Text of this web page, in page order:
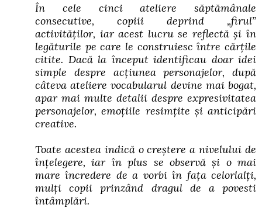
În cele cinci ateliere săptămânale
consecutive, copiii deprind „firul”
activităților, iar acest lucru se reflectă și în
legăturile pe care le construiesc între cărțile
citite. Dacă la început identificau doar idei
simple despre acțiunea personajelor, după
câteva ateliere vocabularul devine mai bogat,
apar mai multe detalii despre expresivitatea
personajelor, emoțiile resimțite și anticipări
creative.
Toate acestea indică o creștere a nivelului de
înțelegere, iar în plus se observă și o mai
mare încredere de a vorbi în fața celorlalți,
mulți copii prinzând dragul de a povesti
întâmplări.